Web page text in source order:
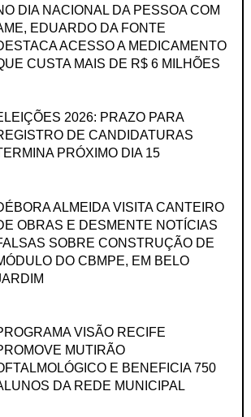
DIA NACIONAL DA PESSOA COM
EDUARDO DA FONTE
ACESSO A MEDICAMENTO
CUSTA MAIS DE R$ 6 MILHÕES
2026: PRAZO PARA
DE CANDIDATURAS
PRÓXIMO DIA 15
ALMEIDA VISITA CANTEIRO
OBRAS E DESMENTE NOTÍCIAS
SOBRE CONSTRUÇÃO DE
DO CBMPE, EM BELO
VISÃO RECIFE
MUTIRÃO
E BENEFICIA 750
DA REDE MUNICIPAL